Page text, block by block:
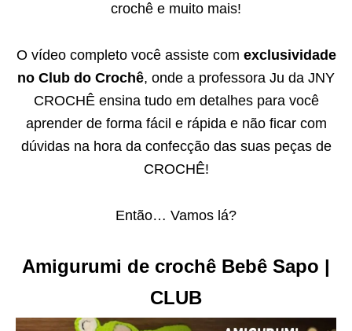
crochê e muito mais!
O vídeo completo você assiste com exclusividade
no Club do Crochê, onde a professora Ju da JNY
CROCHÊ ensina tudo em detalhes para você
aprender de forma fácil e rápida e não ficar com
dúvidas na hora da confecção das suas peças de
CROCHÊ!
Então… Vamos lá?
Amigurumi de crochê Bebê Sapo |
CLUB